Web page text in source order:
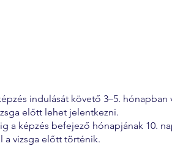
indulását követő 3–5. hónapban
előtt lehet jelentkezni.
a képzés befejező hónapjának 10.
a vizsga előtt történik.